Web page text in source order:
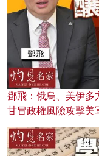
鄧飛：俄烏、美伊多
甘冒政權風險攻擊美